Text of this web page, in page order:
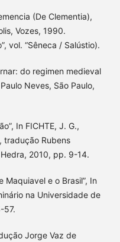
(De Clementia),
Vozes, 1990.
vol. “Sêneca / Salústio).
do regimen medieval
Neves, São Paulo,
In FICHTE, J. G.,
tradução Rubens
2010, pp. 9-14.
Maquiavel e o Brasil”, In
na Universidade de
57.
Jorge Vaz de